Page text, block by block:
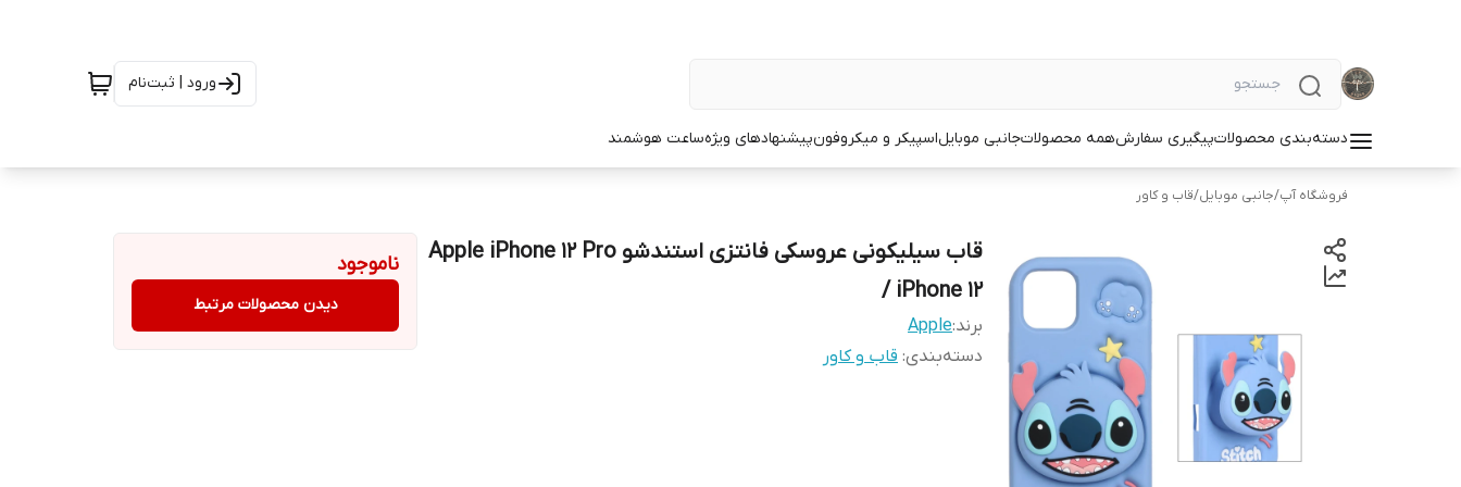
ورود | ثبت‌نام
دسته‌بندی محصولاتپیگیری سفارشهمه محصولاتجانبی موبایلاسپیکر و میکروفونپیشنهادهای ویژهساعت هوشمند
فروشگاه آپ/جانبی موبایل/قاب و کاور
قاب سیلیکونی عروسکی فانتزی استندشو Apple iPhone 12 Pro
/ iPhone 12
برند:Apple
دسته‌بندی: قاب و کاور
ناموجود
دیدن محصولات مرتبط